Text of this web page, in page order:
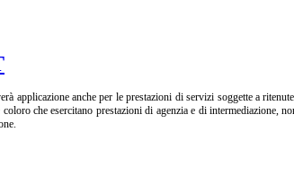
applicazione anche per le prestazioni di servizi soggette a
che esercitano prestazioni di agenzia e di intermediazione,